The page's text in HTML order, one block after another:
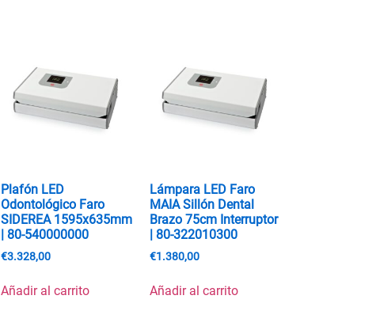
Plafón LED
Odontológico Faro
SIDEREA 1595x635mm
| 80-540000000
€3.328,00
Añadir al carrito
Lámpara LED Faro
MAIA Sillón Dental
Brazo 75cm Interruptor
| 80-322010300
€1.380,00
Añadir al carrito